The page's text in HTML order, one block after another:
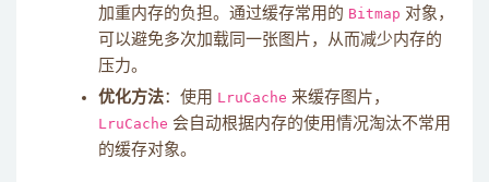
加重内存的负担。通过缓存常用的 Bitmap 对象，
可以避免多次加载同一张图片，从而减少内存的
压力。
优化方法：使用 LruCache 来缓存图片，
LruCache 会自动根据内存的使用情况淘汰不常用
的缓存对象。